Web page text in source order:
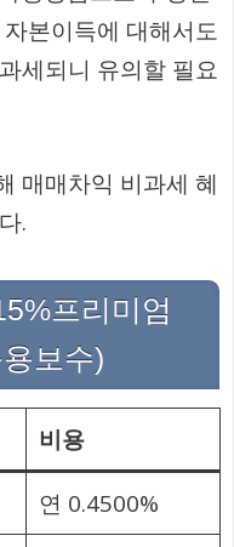
본이득에 대해서도
세되니 유의할 필요
매매차익 비과세 혜
.
프리미엄
보수)
비용
연 0.4500%